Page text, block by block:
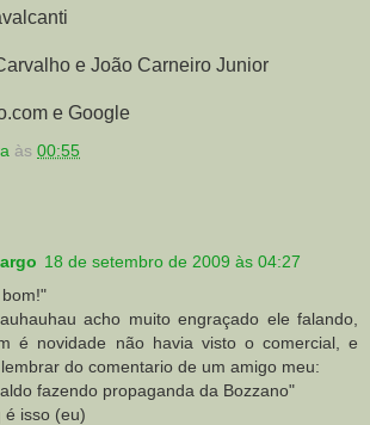
e João Carneiro Junior
e Google
às 00:55
18 de setembro de 2009 às 04:27
acho muito engraçado ele falando,
é novidade não havia visto o comercial, e
do comentario de um amigo meu:
fazendo propaganda da Bozzano"
é isso (eu)